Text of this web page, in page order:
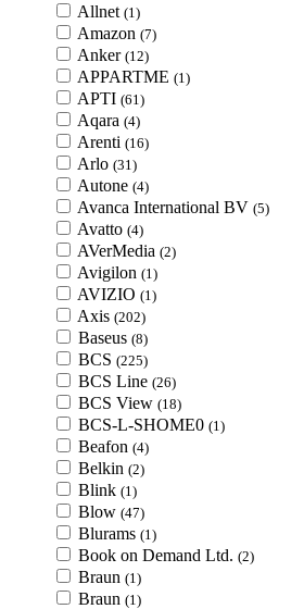
Allnet (1)
Amazon (7)
Anker (12)
APPARTME (1)
APTI (61)
Aqara (4)
Arenti (16)
Arlo (31)
Autone (4)
Avanca International BV (5)
Avatto (4)
AVerMedia (2)
Avigilon (1)
AVIZIO (1)
Axis (202)
Baseus (8)
BCS (225)
BCS Line (26)
BCS View (18)
BCS-L-SHOME0 (1)
Beafon (4)
Belkin (2)
Blink (1)
Blow (47)
Blurams (1)
Book on Demand Ltd. (2)
Braun (1)
Braun (1)